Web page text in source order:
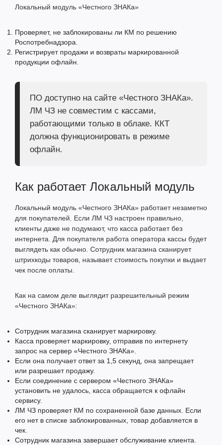
Локальный модуль «Честного ЗНАКа»
Проверяет, не заблокированы ли КМ по решению
Роспотребнадзора.
Регистрирует продажи и возвраты маркированной
продукции офлайн.
ПО доступно на сайте «Честного ЗНАКа».
ЛМ ЧЗ не совместим с кассами,
работающими только в облаке. ККТ
должна функционировать в режиме
офлайн.
Как работает Локальный модуль
Локальный модуль «Честного ЗНАКа» работает незаметно
для покупателей. Если ЛМ ЧЗ настроен правильно,
клиенты даже не подумают, что касса работает без
интернета. Для покупателя работа оператора кассы будет
выглядеть как обычно. Сотрудник магазина сканирует
штрихкоды товаров, называет стоимость покупки и выдает
чек после оплаты.
Как на самом деле выглядит разрешительный режим
«Честного ЗНАКа»:
Сотрудник магазина сканирует маркировку.
Касса проверяет маркировку, отправив по интернету
запрос на сервер «Честного ЗНАКа».
Если она получает ответ за 1,5 секунд, она запрещает
или разрешает продажу.
Если соединение с сервером «Честного ЗНАКа»
установить не удалось, касса обращается к офлайн
сервису.
ЛМ ЧЗ проверяет КМ по сохраненной базе данных. Если
его нет в списке заблокированных, товар добавляется в
чек.
Сотрудник магазина завершает обслуживание клиента.